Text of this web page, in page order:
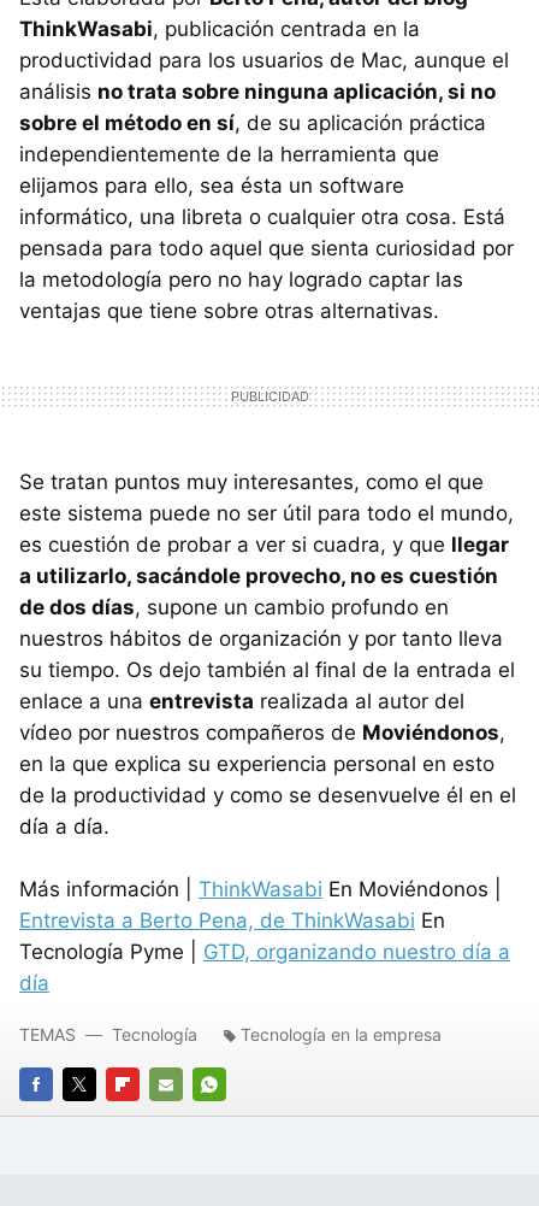
ThinkWasabi, publicación centrada en la
productividad para los usuarios de Mac, aunque el
análisis no trata sobre ninguna aplicación, si no
sobre el método en sí, de su aplicación práctica
independientemente de la herramienta que
elijamos para ello, sea ésta un software
informático, una libreta o cualquier otra cosa. Está
pensada para todo aquel que sienta curiosidad por
la metodología pero no hay logrado captar las
ventajas que tiene sobre otras alternativas.
Se tratan puntos muy interesantes, como el que
este sistema puede no ser útil para todo el mundo,
es cuestión de probar a ver si cuadra, y que llegar
a utilizarlo, sacándole provecho, no es cuestión
de dos días, supone un cambio profundo en
nuestros hábitos de organización y por tanto lleva
su tiempo. Os dejo también al final de la entrada el
enlace a una entrevista realizada al autor del
vídeo por nuestros compañeros de Moviéndonos,
en la que explica su experiencia personal en esto
de la productividad y como se desenvuelve él en el
día a día.
Más información | ThinkWasabi En Moviéndonos |
Entrevista a Berto Pena, de ThinkWasabi En
Tecnología Pyme | GTD, organizando nuestro día a
día
FACEBOOK
TWITTERFLIPBOARD
E-
WHATSAPP
TEMAS Tecnología Tecnología en la empresa